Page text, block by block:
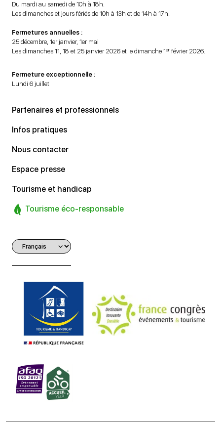
Du mardi au samedi de 10h à 18h.
Les dimanches et jours fériés de 10h à 13h et de 14h à 17h.
Fermetures annuelles :
25 décembre, 1er janvier, 1er mai
Les dimanches 11, 18 et 25 janvier 2026 et le dimanche 1er février 2026.
Fermeture exceptionnelle :
Lundi 6 juillet
Partenaires et professionnels
Infos pratiques
Nous contacter
Espace presse
Tourisme et handicap
Tourisme éco-responsable